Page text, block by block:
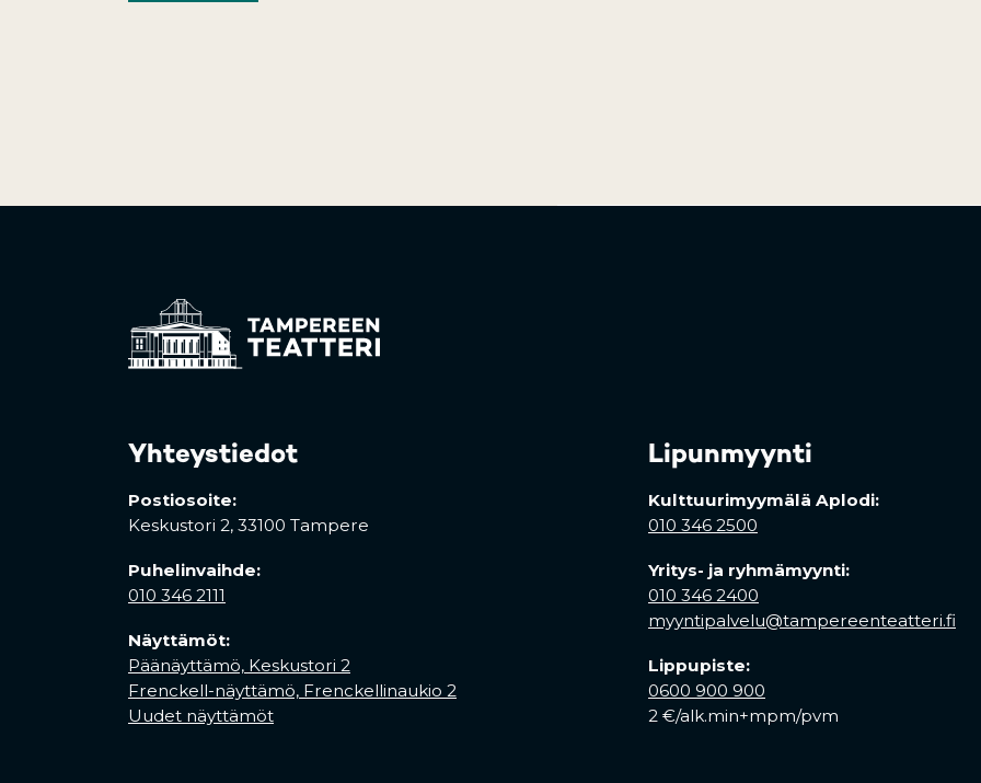
Yhteystiedot
Postiosoite:
Keskustori 2, 33100 Tampere
Puhelinvaihde:
010 346 2111
Näyttämöt:
Päänäyttämö, Keskustori 2
Frenckell-näyttämö, Frenckellinaukio 2
Uudet näyttämöt
Lipunmyynti
Kulttuurimyymälä Aplodi:
010 346 2500
Yritys- ja ryhmämyynti:
010 346 2400
myyntipalvelu@tampereenteatteri.fi
Lippupiste:
0600 900 900
2 €/alk.min+mpm/pvm